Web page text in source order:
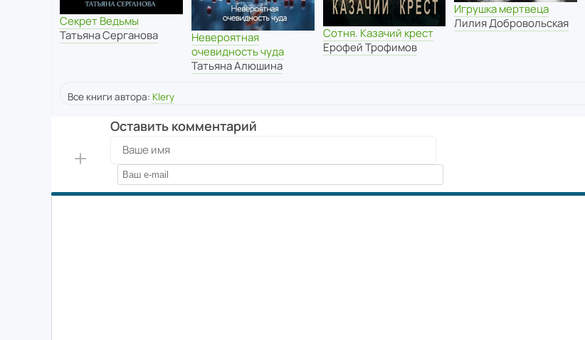
Секрет Ведьмы
Татьяна Серганова
Невероятная
очевидность чуда
Татьяна Алюшина
Сотня. Казачий крест
Ерофей Трофимов
Игрушка мертвеца
Лилия Добровольская
Все книги автора: Klery
Оставить комментарий